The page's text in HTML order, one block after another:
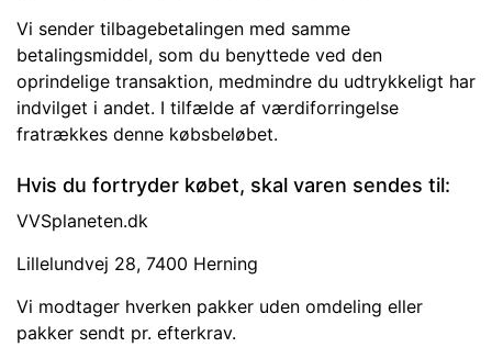
Vi sender tilbagebetalingen med samme
betalingsmiddel, som du benyttede ved den
oprindelige transaktion, medmindre du udtrykkeligt har
indvilget i andet. I tilfælde af værdiforringelse
fratrækkes denne købsbeløbet.
Hvis du fortryder købet, skal varen sendes til:
VVSplaneten.dk
Lillelundvej 28, 7400 Herning
Vi modtager hverken pakker uden omdeling eller
pakker sendt pr. efterkrav.